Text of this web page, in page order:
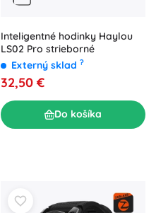
Inteligentné hodinky Haylou
LS02 Pro strieborné
Externý sklad ?
32,50 €
Do košíka